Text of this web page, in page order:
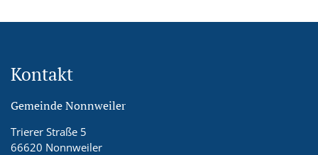
Kontakt
Gemeinde Nonnweiler
Trierer Straße 5
66620 Nonnweiler